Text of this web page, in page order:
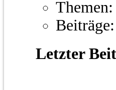
Letzter